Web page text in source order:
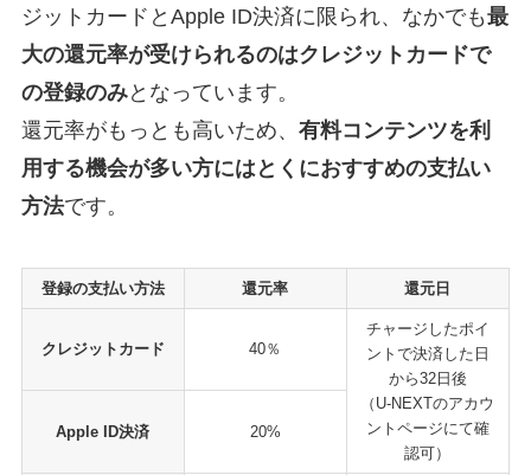
ジットカードとApple ID決済に限られ、なかでも最
大の還元率が受けられるのはクレジットカードで
の登録のみとなっています。
還元率がもっとも高いため、 有料コンテンツを利
用する機会が多い方にはとくにおすすめの支払い
方法です。
登録の支払い方法 還元率 還元日
クレジットカード 40％
チャージしたポイ
ントで決済した日
から32日後
（U-NEXTのアカウ
ントページにて確
認可）
Apple ID決済 20%